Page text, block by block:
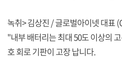
녹취> 김상진 / 글로벌아이넷 대표
"내부 배터리는 최대 50도 이상의
호 회로 기판이 고장 납니다.